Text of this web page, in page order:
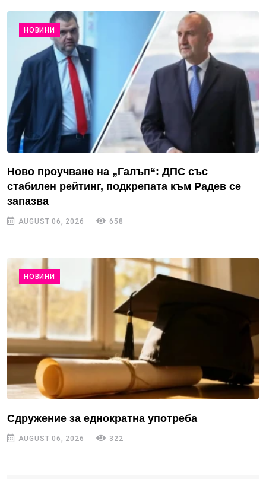
НОВИНИ
Ново проучване на „Галъп“: ДПС със
стабилен рейтинг, подкрепата към Радев се
запазва
AUGUST 06, 2026 658
НОВИНИ
Сдружение за еднократна употреба
AUGUST 06, 2026 322